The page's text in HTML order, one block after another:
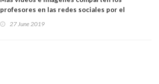
profesores en las redes sociales por el
cacerolazo de los "patipelaos". Ver Video
27 June 2019